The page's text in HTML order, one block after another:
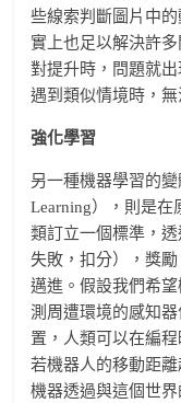
些線索判斷圖片中
實上也足以解決許
對提升時，問題就
遇到類似情境時，
強化學習
另一種機器學習的
Learning），則是在
類訂立一個標準，
失敗，扣分），獎
邁進。假設我們希
測周遭環境的感知
置，人類可以在編
若機器人的移動距
機器透過與這個世